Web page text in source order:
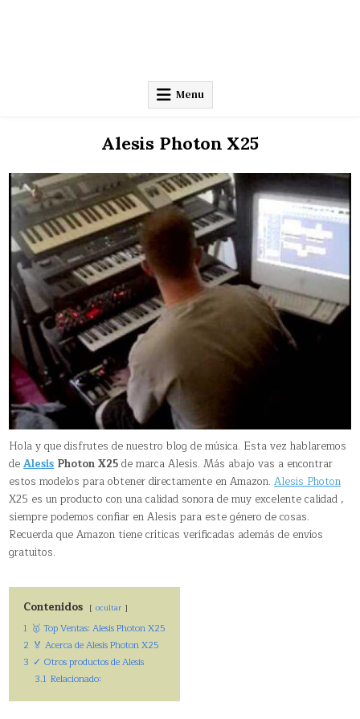
Menu
Alesis Photon X25
Hola y que disfrutes de nuestro blog de música. Esta vez hablaremos
deAlesisPhoton X25de marca Alesis. Más abajo vas a encontrar
estos modelos para obtener directamente en Amazon.Alesis Photon
X25 es un producto con una calidad sonora de muy excelente calidad ,
siempre podemos confiar en Alesis para este género de cosas.
Recuerda que Amazon tiene críticas verificadas además de envíos
gratuitos.
Contenidos ocultar
1 🥇 Top Ventas: Alesis Photon X25
2 🏅 Acerca de Alesis Photon X25
3 ✓ Otros productos de Alesis
3.1 Relacionado: